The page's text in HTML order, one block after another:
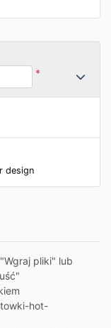
pliki" lub
hot-
*
design